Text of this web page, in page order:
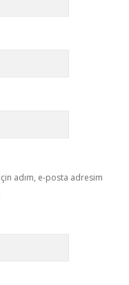
adım, e-posta adresim